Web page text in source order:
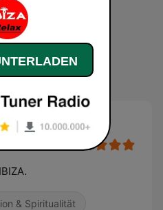
& Spiritualität